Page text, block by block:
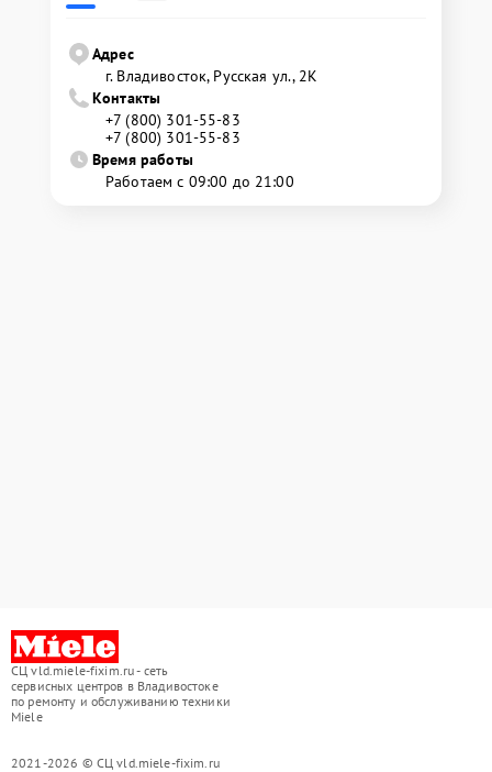
Адрес
г. Владивосток, Русская ул., 2К
Контакты
+7 (800) 301-55-83
+7 (800) 301-55-83
Время работы
Работаем с 09:00 до 21:00
СЦ vld.miele-fixim.ru - сеть
сервисных центров в Владивостоке
по ремонту и обслуживанию техники
Miele
2021-2026 © СЦ vld.miele-fixim.ru